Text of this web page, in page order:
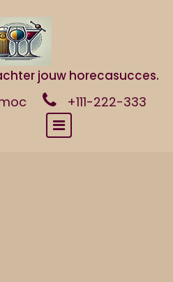
jouw horecasucces.
+111-222-333